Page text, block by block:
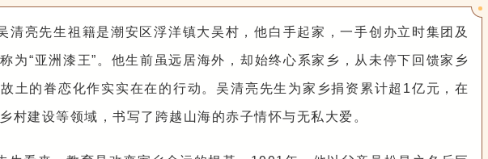
清亮先生祖籍是潮安区浮洋镇大吴村，他白手起家，一手创办立时集团及
为“亚洲漆王”。他生前虽远居海外，却始终心系家乡，从未停下回馈家乡
土的眷恋化作实实在在的行动。吴清亮先生为家乡捐资累计超1亿元，在
村建设等领域，书写了跨越山海的赤子情怀与无私大爱。